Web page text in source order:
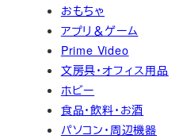
おもちゃ
アプリ＆ゲーム
Prime Video
文房具・オフィス用品
ホビー
食品・飲料・お酒
パソコン・周辺機器